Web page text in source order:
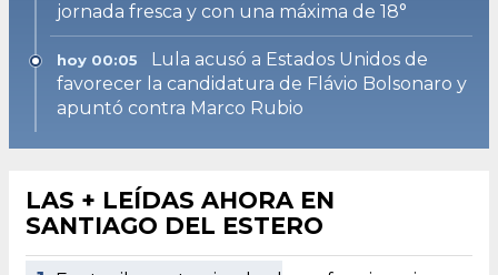
jornada fresca y con una máxima de 18°
hoy 00:05
Lula acusó a Estados Unidos de
favorecer la candidatura de Flávio Bolsonaro y
apuntó contra Marco Rubio
LAS + LEÍDAS AHORA EN
SANTIAGO DEL ESTERO